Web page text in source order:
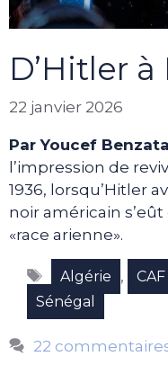
D’Hitler
22 janvier 2026
Par Youcef
l’impression de
1936, lorsqu’Hitler
noir américain
«race arienne».
Étiquettes
Algérie , CAF
Sénégal
22